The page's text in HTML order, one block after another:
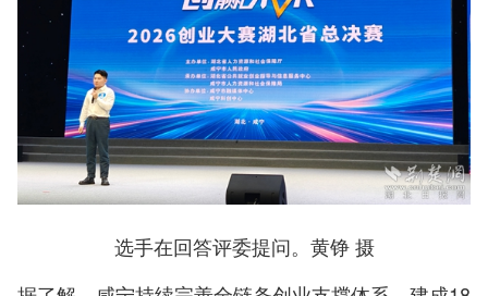
选手在回答评委提问。黄铮 摄